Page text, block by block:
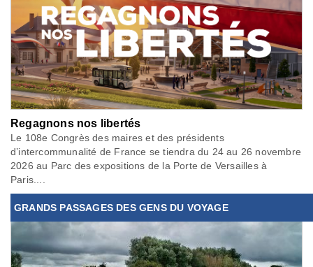
Regagnons nos libertés
Le 108e Congrès des maires et des présidents
d’intercommunalité de France se tiendra du 24 au 26 novembre
2026 au Parc des expositions de la Porte de Versailles à
Paris....
GRANDS PASSAGES DES GENS DU VOYAGE